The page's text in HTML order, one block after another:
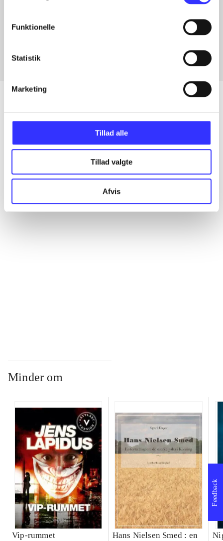
Funktionelle
Statistik
Marketing
Tillad alle
Tillad valgte
Afvis
Fra
Alle registrerede artikler fordelt på udgivelser
...
...
Minder om
Vip-rummet
Hans Nielsen Smed : en
Feedback